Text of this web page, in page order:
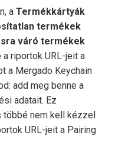
a Termékkártyák
termékek
váró termékek
riportok URL-jeit a
a Mergado Keychain
add meg benne a
adatait. Ez
nem kell kézzel
URL-jeit a Pairing